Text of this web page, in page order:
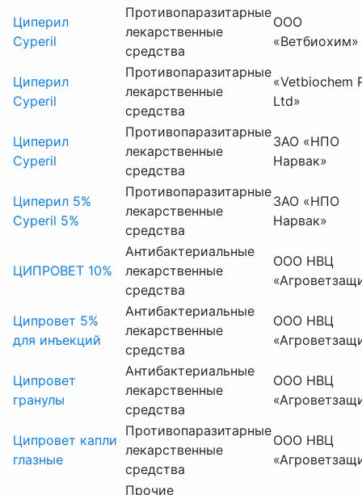
Циперил
Cyperil
Противопаразитарные
лекарственные
средства
ООО
«Ветбиохим»
Циперил
Cyperil
Противопаразитарные
лекарственные
средства
«Vetbiochem
Ltd»
Циперил
Cyperil
Противопаразитарные
лекарственные
средства
ЗАО «НПО
Нарвак»
Циперил 5%
Cyperil 5%
Противопаразитарные
лекарственные
средства
ЗАО «НПО
Нарвак»
ЦИПРОВЕТ 10%
Антибактериальные
лекарственные
средства
ООО НВЦ
Ципровет 5%
для инъекций
Антибактериальные
лекарственные
средства
ООО НВЦ
Ципровет
гранулы
Антибактериальные
лекарственные
средства
ООО НВЦ
Ципровет капли
глазные
Противопаразитарные
лекарственные
средства
ООО НВЦ
Прочие